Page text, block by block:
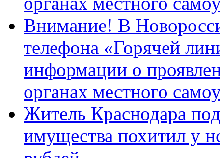
Внимание! В
телефона «Горячей
информации о
органах местного
Житель Краснодара
имущества похитил у